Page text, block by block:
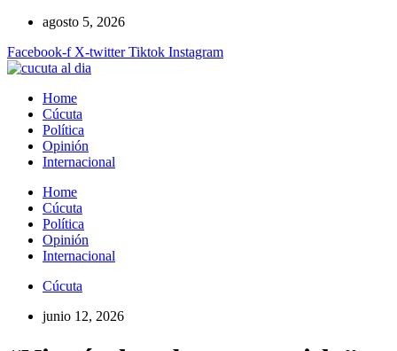
contenido
agosto 5, 2026
Facebook-f X-twitter Tiktok Instagram
Home
Cúcuta
Política
Opinión
Internacional
Home
Cúcuta
Política
Opinión
Internacional
Cúcuta
junio 12, 2026